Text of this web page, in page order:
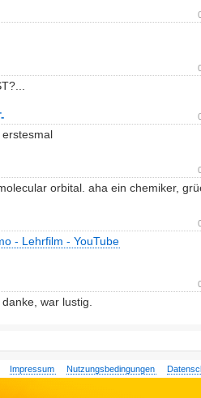
orbital. aha ein chemiker,
- Lehrfilm - YouTube
war lustig.
Impressum Nutzungsbedingungen